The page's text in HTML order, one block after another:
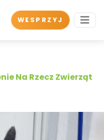
WESPRZYJ
Na Rzecz Zwierząt